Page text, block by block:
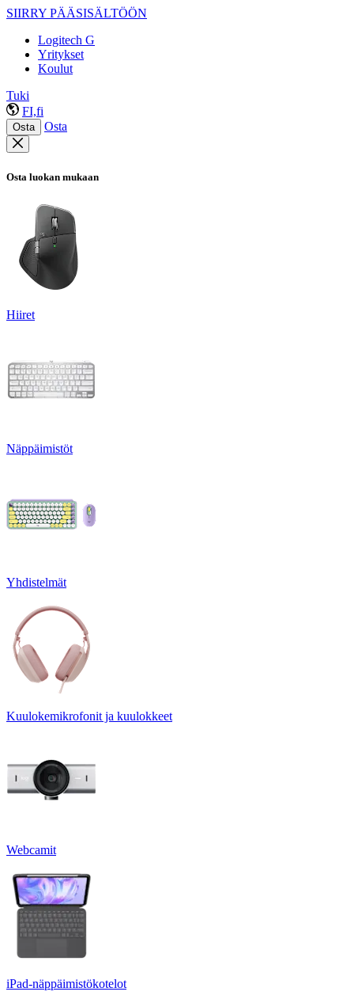
SIIRRY PÄÄSISÄLTÖÖN
Logitech G
Yritykset
Koulut
Tuki
FI,fi
Osta Osta
Osta luokan mukaan
Hiiret
Näppäimistöt
Yhdistelmät
Kuulokemikrofonit ja kuulokkeet
Webcamit
iPad-näppäimistökotelot